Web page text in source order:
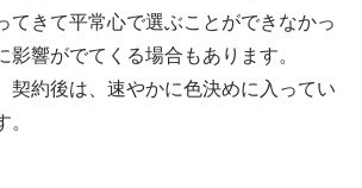
てきて平常心で選ぶことができなかっ
影響がでてくる場合もあります。
契約後は、速やかに色決めに入ってい